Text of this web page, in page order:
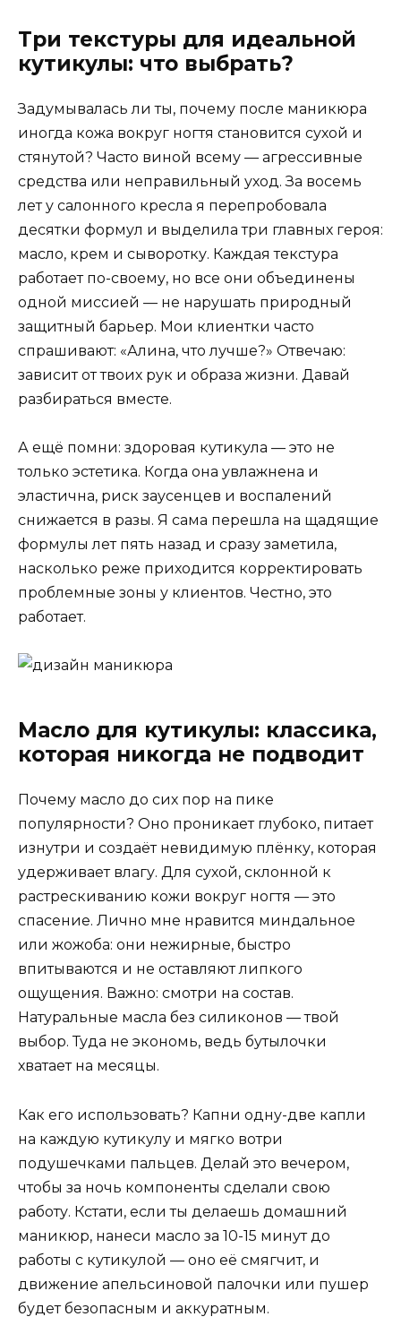
Три текстуры для идеальной
кутикулы: что выбрать?
Задумывалась ли ты, почему после маникюра
иногда кожа вокруг ногтя становится сухой и
стянутой? Часто виной всему — агрессивные
средства или неправильный уход. За восемь
лет у салонного кресла я перепробовала
десятки формул и выделила три главных героя:
масло, крем и сыворотку. Каждая текстура
работает по-своему, но все они объединены
одной миссией — не нарушать природный
защитный барьер. Мои клиентки часто
спрашивают: «Алина, что лучше?» Отвечаю:
зависит от твоих рук и образа жизни. Давай
разбираться вместе.
А ещё помни: здоровая кутикула — это не
только эстетика. Когда она увлажнена и
эластична, риск заусенцев и воспалений
снижается в разы. Я сама перешла на щадящие
формулы лет пять назад и сразу заметила,
насколько реже приходится корректировать
проблемные зоны у клиентов. Честно, это
работает.
Масло для кутикулы: классика,
которая никогда не подводит
Почему масло до сих пор на пике
популярности? Оно проникает глубоко, питает
изнутри и создаёт невидимую плёнку, которая
удерживает влагу. Для сухой, склонной к
растрескиванию кожи вокруг ногтя — это
спасение. Лично мне нравится миндальное
или жожоба: они нежирные, быстро
впитываются и не оставляют липкого
ощущения. Важно: смотри на состав.
Натуральные масла без силиконов — твой
выбор. Туда не экономь, ведь бутылочки
хватает на месяцы.
Как его использовать? Капни одну-две капли
на каждую кутикулу и мягко вотри
подушечками пальцев. Делай это вечером,
чтобы за ночь компоненты сделали свою
работу. Кстати, если ты делаешь домашний
маникюр, нанеси масло за 10-15 минут до
работы с кутикулой — оно её смягчит, и
движение апельсиновой палочки или пушер
будет безопасным и аккуратным.